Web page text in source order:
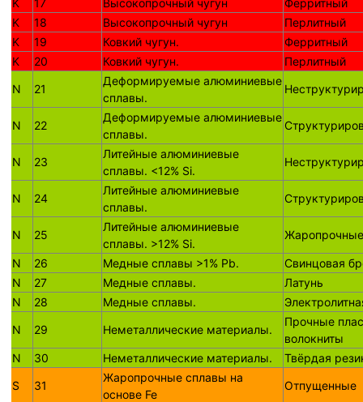
K
18 Высокопрочный чугун
Перлитный
K
19 Ковкий чугун.
Ферритный
K
20 Ковкий чугун.
Перлитный
N
21
Деформируемые алюминиевые
сплавы.
N 22
Деформируемые алюминиевые
сплавы.
N 23
Литейные алюминиевые
сплавы. <12% Si.
N 24
Литейные алюминиевые
сплавы.
N 25
Литейные алюминиевые
сплавы. >12% Si.
Жаропрочные
N 26 Медные сплавы >1% Pb.
Свинцовая
N
27 Медные сплавы.
Латунь
N
28 Медные сплавы.
N
29 Неметаллические материалы.
Прочные
волокниты
N
30 Неметаллические материалы.
Твёрдая
S
31
Жаропрочные сплавы на
основе Fe
Отпущенные